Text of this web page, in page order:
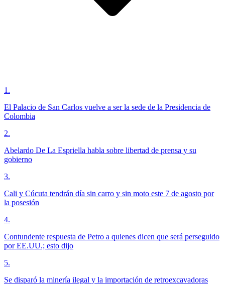
1 .
El Palacio de San Carlos vuelve a ser la sede de la Presidencia de
Colombia
2.
Abelardo De La Espriella habla sobre libertad de prensa y su
gobierno
3.
Cali y Cúcuta tendrán día sin carro y sin moto este 7 de agosto por
la posesión
4.
Contundente respuesta de Petro a quienes dicen que será perseguido
por EE.UU.; esto dijo
5.
Se disparó la minería ilegal y la importación de retroexcavadoras